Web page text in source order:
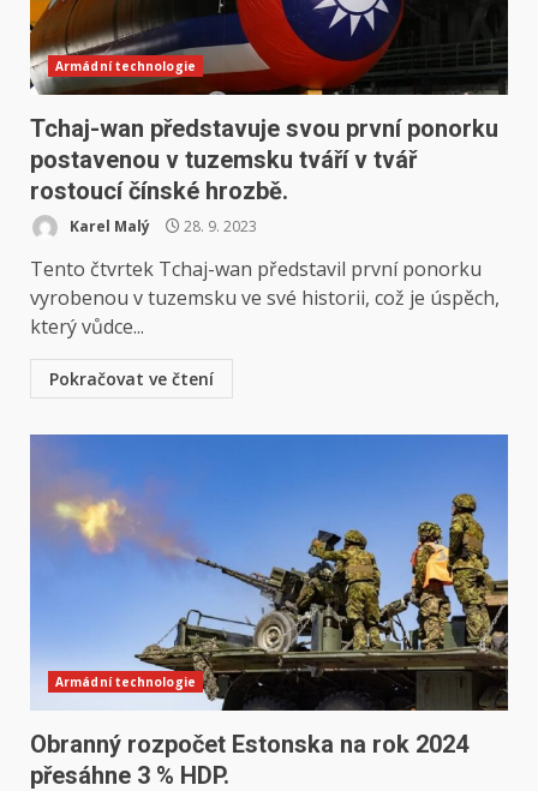
Armádní technologie
Tchaj-wan představuje svou první ponorku
postavenou v tuzemsku tváří v tvář
rostoucí čínské hrozbě.
Karel Malý 28. 9. 2023
Tento čtvrtek Tchaj-wan představil první ponorku
vyrobenou v tuzemsku ve své historii, což je úspěch,
který vůdce...
Pokračovat ve čtení
Armádní technologie
Obranný rozpočet Estonska na rok 2024
přesáhne 3 % HDP.